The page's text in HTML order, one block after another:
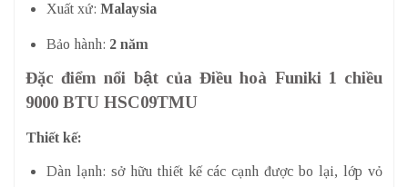
Xuất xứ: Malaysia
Bảo hành: 2 năm
Đặc điểm nổi bật của Điều hoà Funiki 1 chiều
9000 BTU HSC09TMU
Thiết kế:
Dàn lạnh: sở hữu thiết kế các cạnh được bo lại, lớp vỏ